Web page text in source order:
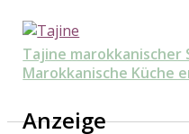
Tajine marokkanischer
Marokkanische Küche
Anzeige